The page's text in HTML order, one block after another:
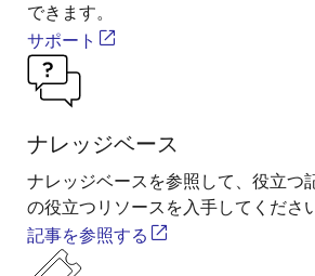
できます。
サポート
ナレッジベース
ナレッジベースを参照して、役立つ
の役立つリソースを入手してください
記事を参照する